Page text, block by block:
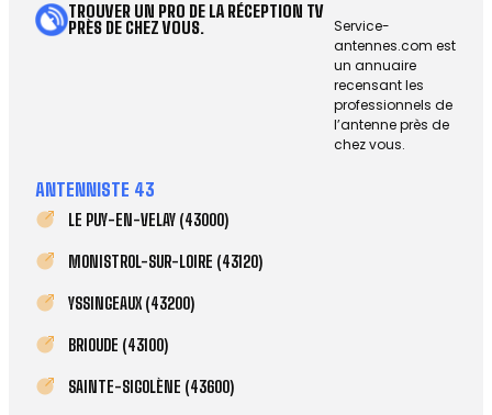
TROUVER UN PRO DE LA RÉCEPTION TV
PRÈS DE CHEZ VOUS.
Service-
antennes.com est
un annuaire
recensant les
professionnels de
l’antenne près de
chez vous.
ANTENNISTE 43
LE PUY-EN-VELAY (43000)
MONISTROL-SUR-LOIRE (43120)
YSSINGEAUX (43200)
BRIOUDE (43100)
SAINTE-SIGOLÈNE (43600)